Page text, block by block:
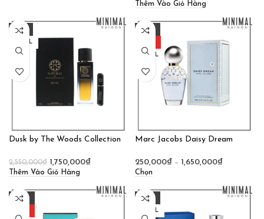
Thêm Vào Giỏ Hàng
-31%
100ML
Dusk by The Woods Collection
2,550,000₫ 1,750,000₫
Thêm Vào Giỏ Hàng
-24%
100ML
10ML
Marc Jacobs Daisy Dream
250,000₫ – 1,650,000₫
Chọn
-29%
-37%
100ML